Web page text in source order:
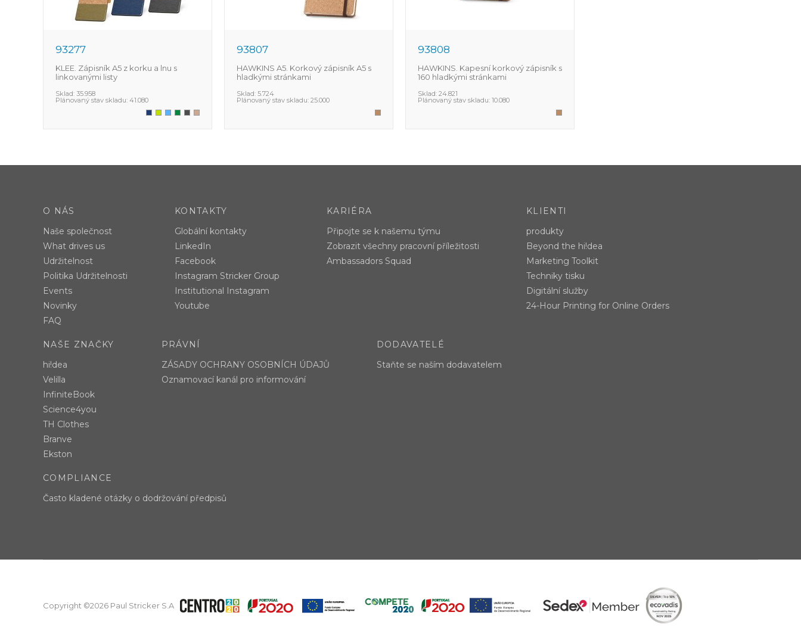
93277
KLEE. Zápisník A5 z korku a lnu s
linkovanými listy
Sklad: 35.958
Plánovaný stav skladu: 41.080
93807
HAWKINS A5. Korkový zápisník A5 s
hladkými stránkami
Sklad: 5.724
Plánovaný stav skladu: 25.000
93808
HAWKINS. Kapesní korkový zápisník s
160 hladkými stránkami
Sklad: 24.821
Plánovaný stav skladu: 10.080
O NÁS
Naše společnost
What drives us
Udržitelnost
Politika Udržitelnosti
Events
Novinky
FAQ
KONTAKTY
Globální kontakty
LinkedIn
Facebook
Instagram Stricker Group
Institutional Instagram
Youtube
KARIÉRA
Připojte se k našemu týmu
Zobrazit všechny pracovní příležitosti
Ambassadors Squad
KLIENTI
produkty
Beyond the hi!dea
Marketing Toolkit
Techniky tisku
Digitální služby
24-Hour Printing for Online Orders
NAŠE ZNAČKY
hi!dea
Velilla
InfiniteBook
Science4you
TH Clothes
Branve
Ekston
PRÁVNÍ
ZÁSADY OCHRANY OSOBNÍCH ÚDAJŮ
Oznamovací kanál pro informování
DODAVATELÉ
Staňte se naším dodavatelem
COMPLIANCE
Často kladené otázky o dodržování předpisů
Copyright ©2026 Paul Stricker S.A